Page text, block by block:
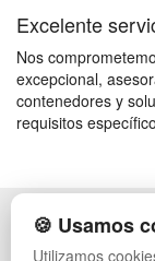
Excelente
Nos
excepcional,
contenedores y
requisitos
POLÍTICA DE
CONDICIONES DE
🍪 Usamos
Utilizamos